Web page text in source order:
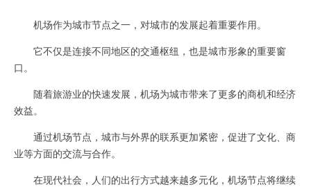
机场作为城市节点之一，对城市的发展起着重要作用。
它不仅是连接不同地区的交通枢纽，也是城市形象的重要窗
口。
随着旅游业的快速发展，机场为城市带来了更多的商机和经济
效益。
通过机场节点，城市与外界的联系更加紧密，促进了文化、商
业等方面的交流与合作。
在现代社会，人们的出行方式越来越多元化，机场节点将继续